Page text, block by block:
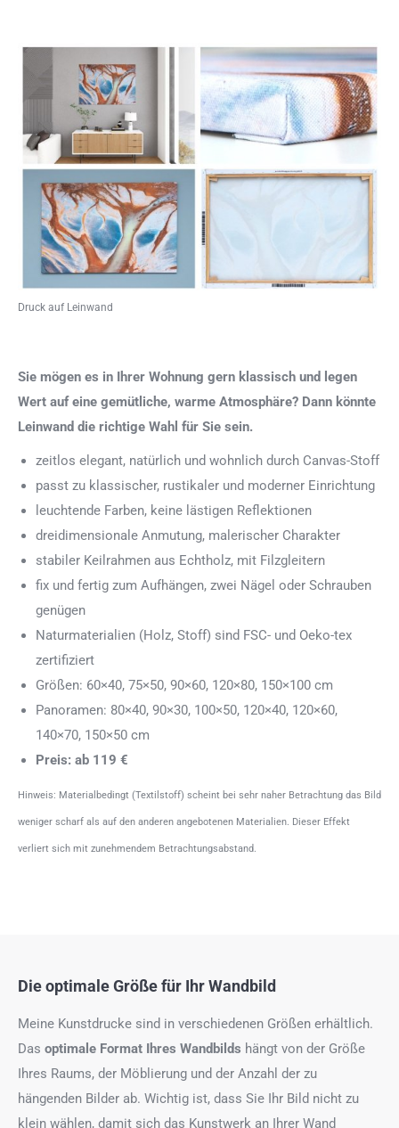
Druck auf Leinwand
Sie mögen es in Ihrer Wohnung gern klassisch und legen
Wert auf eine gemütliche, warme Atmosphäre? Dann könnte
Leinwand die richtige Wahl für Sie sein.
zeitlos elegant, natürlich und wohnlich durch Canvas-Stoff
passt zu klassischer, rustikaler und moderner Einrichtung
leuchtende Farben, keine lästigen Reflektionen
dreidimensionale Anmutung, malerischer Charakter
stabiler Keilrahmen aus Echtholz, mit Filzgleitern
fix und fertig zum Aufhängen, zwei Nägel oder Schrauben
genügen
Naturmaterialien (Holz, Stoff) sind FSC- und Oeko-tex
zertifiziert
Größen: 60×40, 75×50, 90×60, 120×80, 150×100 cm
Panoramen: 80×40, 90×30, 100×50, 120×40, 120×60,
140×70, 150×50 cm
Preis: ab 119 €
Hinweis: Materialbedingt (Textilstoff) scheint bei sehr naher Betrachtung das Bild
weniger scharf als auf den anderen angebotenen Materialien. Dieser Effekt
verliert sich mit zunehmendem Betrachtungsabstand.
Die optimale Größe für Ihr Wandbild
Meine Kunstdrucke sind in verschiedenen Größen erhältlich.
Das optimale Format Ihres Wandbilds hängt von der Größe
Ihres Raums, der Möblierung und der Anzahl der zu
hängenden Bilder ab. Wichtig ist, dass Sie Ihr Bild nicht zu
klein wählen, damit sich das Kunstwerk an Ihrer Wand